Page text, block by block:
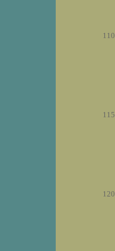
110
115
120